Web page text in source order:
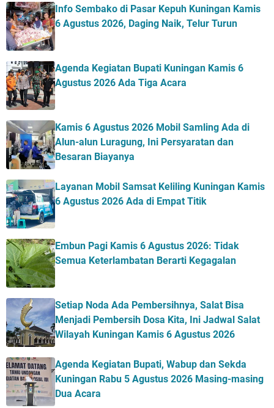
Info Sembako di Pasar Kepuh Kuningan Kamis
6 Agustus 2026, Daging Naik, Telur Turun
Agenda Kegiatan Bupati Kuningan Kamis 6
Agustus 2026 Ada Tiga Acara
Kamis 6 Agustus 2026 Mobil Samling Ada di
Alun-alun Luragung, Ini Persyaratan dan
Besaran Biayanya
Layanan Mobil Samsat Keliling Kuningan Kamis
6 Agustus 2026 Ada di Empat Titik
Embun Pagi Kamis 6 Agustus 2026: Tidak
Semua Keterlambatan Berarti Kegagalan
Setiap Noda Ada Pembersihnya, Salat Bisa
Menjadi Pembersih Dosa Kita, Ini Jadwal Salat
Wilayah Kuningan Kamis 6 Agustus 2026
Agenda Kegiatan Bupati, Wabup dan Sekda
Kuningan Rabu 5 Agustus 2026 Masing-masing
Dua Acara